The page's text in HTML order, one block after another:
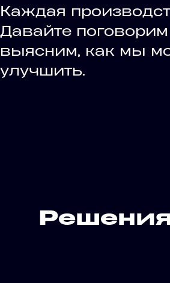
Каждая
Давайте
выясним, как мы
улучшить.